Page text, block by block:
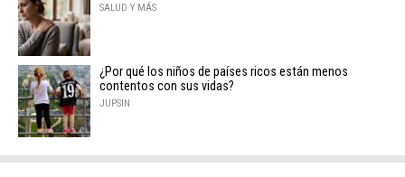
SALUD Y MÁS
¿Por qué los niños de países ricos están menos
contentos con sus vidas?
JUPSIN